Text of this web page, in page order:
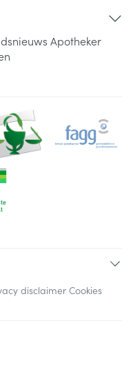
Apotheker
disclaimer Cookies